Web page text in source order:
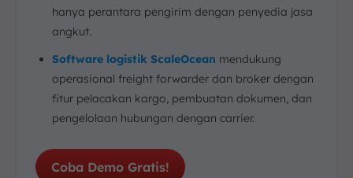
hanya perantara pengirim dengan penyedia jasa
angkut.
Software logistik ScaleOcean mendukung
operasional freight forwarder dan broker dengan
fitur pelacakan kargo, pembuatan dokumen, dan
pengelolaan hubungan dengan carrier.
Coba Demo Gratis!